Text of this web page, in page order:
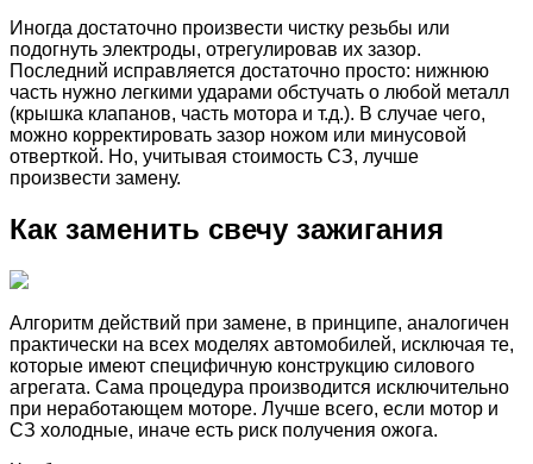
Иногда достаточно произвести чистку резьбы или
подогнуть электроды, отрегулировав их зазор.
Последний исправляется достаточно просто: нижнюю
часть нужно легкими ударами обстучать о любой металл
(крышка клапанов, часть мотора и т.д.). В случае чего,
можно корректировать зазор ножом или минусовой
отверткой. Но, учитывая стоимость СЗ, лучше
произвести замену.
Как заменить свечу зажигания
Алгоритм действий при замене, в принципе, аналогичен
практически на всех моделях автомобилей, исключая те,
которые имеют специфичную конструкцию силового
агрегата. Сама процедура производится исключительно
при неработающем моторе. Лучше всего, если мотор и
СЗ холодные, иначе есть риск получения ожога.